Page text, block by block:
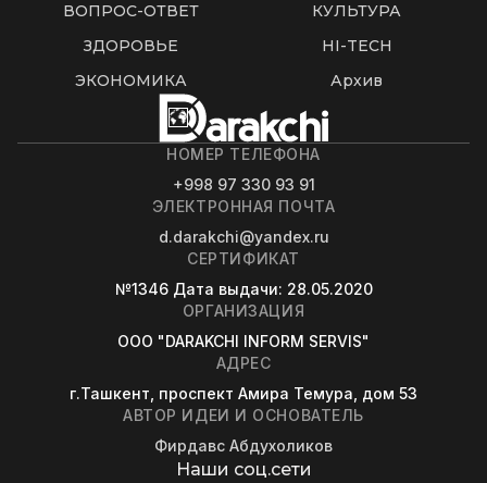
ВОПРОС-ОТВЕТ
КУЛЬТУРА
ЗДОРОВЬЕ
HI-TECH
ЭКОНОМИКА
Архив
НОМЕР ТЕЛЕФОНА
+998 97 330 93 91
ЭЛЕКТРОННАЯ ПОЧТА
d.darakchi@yandex.ru
СЕРТИФИКАТ
№1346 Дата выдачи: 28.05.2020
ОРГАНИЗАЦИЯ
OOO "DARAKCHI INFORM SERVIS"
АДРЕС
г.Ташкент, проспект Амира Темура, дом 53
АВТОР ИДЕИ И ОСНОВАТЕЛЬ
Фирдавс Абдухоликов
Наши соц.сети